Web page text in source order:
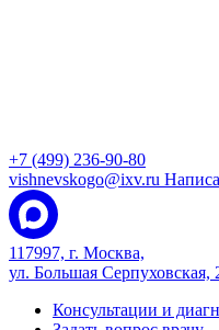
+7 (499) 236-90-80
vishnevskogo@ixv.ru
117997, г. Москва,
ул. Большая Серпуховская,
Консультации и